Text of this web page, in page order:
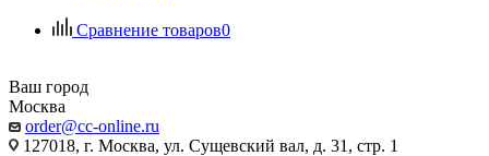
Сравнение товаров0
Ваш город
Москва
order@cc-online.ru
127018, г. Москва, ул. Сущевский вал, д. 31, стр. 1